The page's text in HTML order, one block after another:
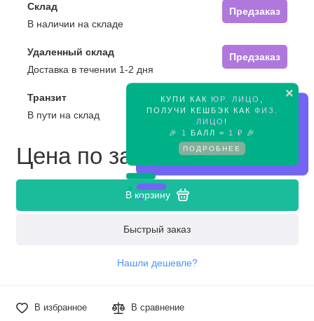
×
КУПИ КАК ЮР. ЛИЦО
ПОЛУЧИ КЕШБЭК КАК ФИЗ.
ЛИЦО !
🎉
1 БАЛЛ = 1 ₽ 🎉
ПОДРОБНЕЕ
Склад
Предзаказ
В наличии на складе
Удаленный склад
Предзаказ
Доставка в течении 1-2 дня
Транзит
Предзаказ
В пути на склад
Цена по запросу
В корзину
Быстрый заказ
Нашли дешевле?
В избранное В сравнение